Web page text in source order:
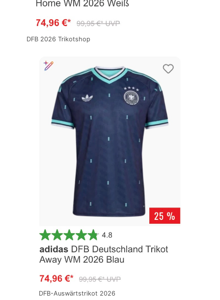
DFB 2026 Trikotshop
DFB-Auswärtstrikot 2026